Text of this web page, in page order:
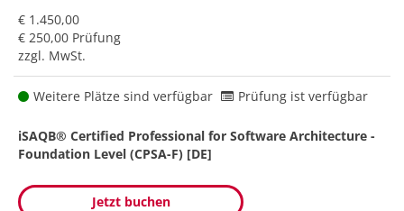
€ 1.450,00
€ 250,00 Prüfung
zzgl. MwSt.
Weitere Plätze sind verfügbar Prüfung ist verfügbar
iSAQB® Certified Professional for Software Architecture -
Foundation Level (CPSA-F) [DE]
Jetzt buchen